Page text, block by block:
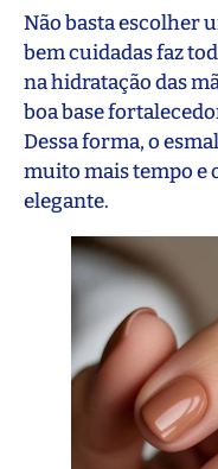
Não basta escolher
bem cuidadas faz
na hidratação das
boa base
Dessa forma, o
muito mais tempo e
elegante.